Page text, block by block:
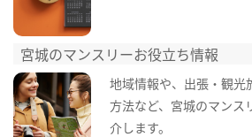
宮城のマンスリーお役立ち情報
地域情報や、出張・観光
方法など、宮城のマンス
介します。